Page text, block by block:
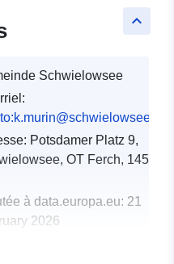
keyboard_arrow_up
Schwielowsee
Potsdamer Platz 9,
OT Ferch, 14548
à data.europa.eu: 21
2026